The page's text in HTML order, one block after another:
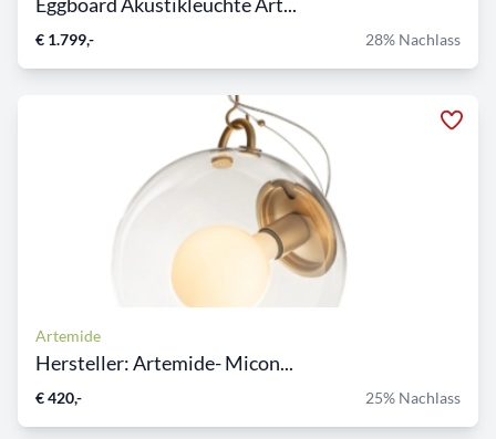
€ 1.799,- 28% Nachlass
Artemide
Hersteller: Artemide- Micon...
€ 420,- 25% Nachlass